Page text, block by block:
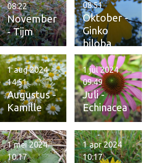
November
- Tijm
08:22
Oktober -
Ginko
biloba
08:51
Augustus -
Kamille
1 aug 2024
14:51
Juli -
Echinacea
1 jul 2024
09:49
1 mei 2024
10:17
1 apr 2024
10:17